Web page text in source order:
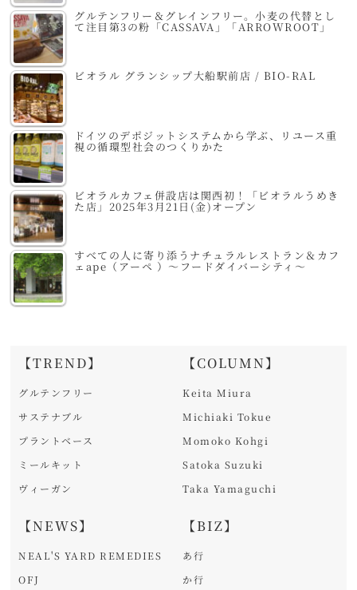
グルテンフリー＆グレインフリー。小麦の代替とし
て注目第3の粉「CASSAVA」「ARROWROOT」
ビオラル グランシップ大船駅前店 / BIO-RAL
ドイツのデポジットシステムから学ぶ、リユース重
視の循環型社会のつくりかた
ビオラルカフェ併設店は関西初！「ビオラルうめき
た店」2025年3月21日(金)オープン
すべての人に寄り添うナチュラルレストラン＆カフ
ェape（アーペ ）～フードダイバーシティ～
【TREND】
グルテンフリー
サステナブル
プラントベース
ミールキット
ヴィーガン
【NEWS】
NEAL'S YARD REMEDIES
OFJ
【COLUMN】
Keita Miura
Michiaki Tokue
Momoko Kohgi
Satoka Suzuki
Taka Yamaguchi
【BIZ】
あ行
か行